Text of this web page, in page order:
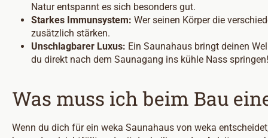
Natur entspannt es sich besonders gut.
Starkes Immunsystem: Wer seinen Körper die
zusätzlich stärken.
Unschlagbarer Luxus: Ein Saunahaus bringt deinen
du direkt nach dem Saunagang ins kühle Nass springen!
Was muss ich beim Bau
Wenn du dich für ein weka Saunahaus von weka